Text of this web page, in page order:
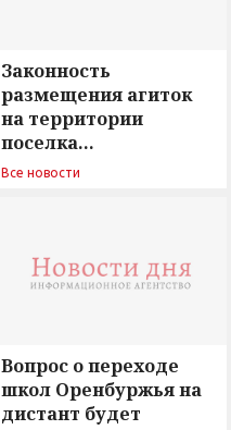
Законность
размещения агиток
на территории
поселка
Новосергиевка
Все новости
Вопрос о переходе
школ Оренбуржья на
дистант будет